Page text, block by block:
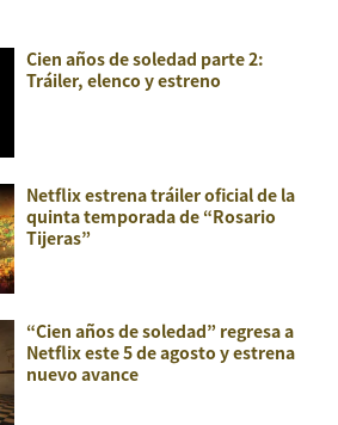
Cien años de soledad parte 2:
Tráiler, elenco y estreno
Netflix estrena tráiler oficial de la
quinta temporada de “Rosario
Tijeras”
“Cien años de soledad” regresa a
Netflix este 5 de agosto y estrena
nuevo avance